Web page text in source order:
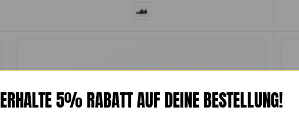
ERHALTE 5% RABATT AUF DEINE BESTELLUNG!